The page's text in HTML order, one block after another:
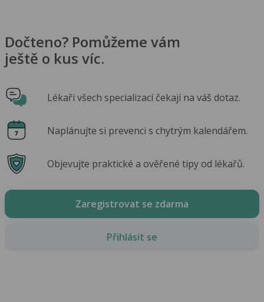
Dočteno? Pomůžeme vám
ještě o kus víc.
Lékaři všech specializací čekají na váš dotaz.
Naplánujte si prevenci s chytrým kalendářem.
Objevujte praktické a ověřené tipy od lékařů.
Zaregistrovat se zdarma
Přihlásit se